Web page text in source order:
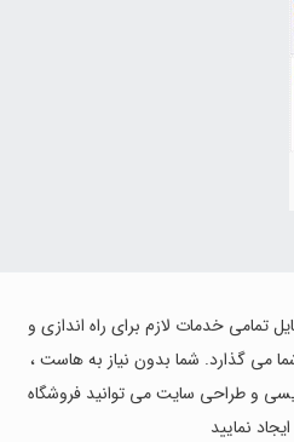
تمامی خدمات لازم برای راه اندازی و
می گذارد. شما بدون نیاز به هاست ،
و طراحی سایت می توانید فروشگاه
نمایید